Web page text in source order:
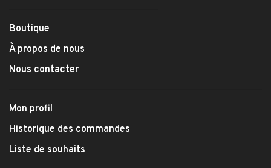
Boutique
À propos de nous
Nous contacter
Mon profil
Historique des commandes
Liste de souhaits